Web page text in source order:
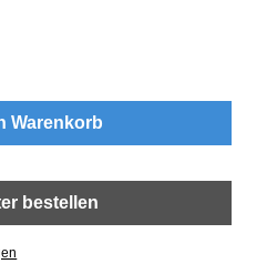
Gib den gewünschten
Warenkorb
bestellen